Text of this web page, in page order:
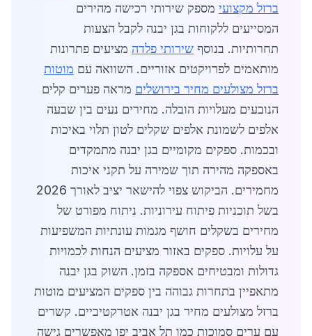
ברזל מקצועי מספק שירותי רכישה מהירים
המסייעים ללקוחות בגן יבנה לקבל הצעות
תחרותיות. בנוסף שירותי פלדה מציעים פתרונות
מותאמים לפרויקטים אזוריים. השוואה עם מוטות
ברזל מצולעים מחיר בירושלים מראה פערים קלים
הנובעים מעלויות הובלה. מחירים נעים בין שבעה
אלפים לשמונת אלפים שקלים לטון תלוי באיכות
ובכמות. ספקים מקומיים בגן יבנה מתמקדים
באספקה מהירה תוך שמירה על תקני איכות
מחמירים. הביקוש צפוי להישאר יציב לאורך 2026
בשל תוכניות פיתוח עירוניות. ניתוח מפורט של
מחירים בשקלים חושף מגמות עונתיות המשפיעות
על עלויות. ספקים באזור מציעים הנחות לכמויות
גדולות ומבטיחים אספקה בזמן. השוק בגן יבנה
מתאפיין בתחרות גבוהה בין ספקים המציעים מוטות
ברזל מצולעים מחיר בגן יבנה אטרקטיביים. קשרים
עם ערים סמוכות כמו תל אביב יפו מאפשרים גישה